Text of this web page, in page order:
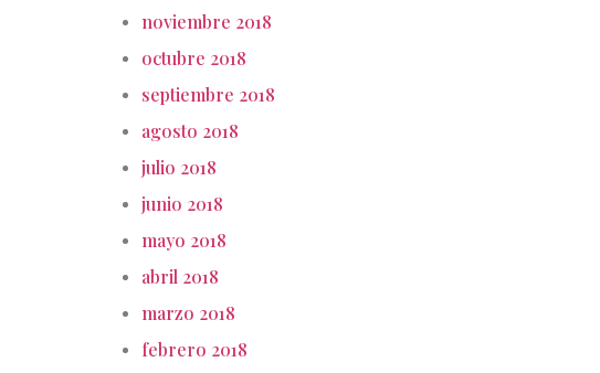
noviembre 2018
octubre 2018
septiembre 2018
agosto 2018
julio 2018
junio 2018
mayo 2018
abril 2018
marzo 2018
febrero 2018